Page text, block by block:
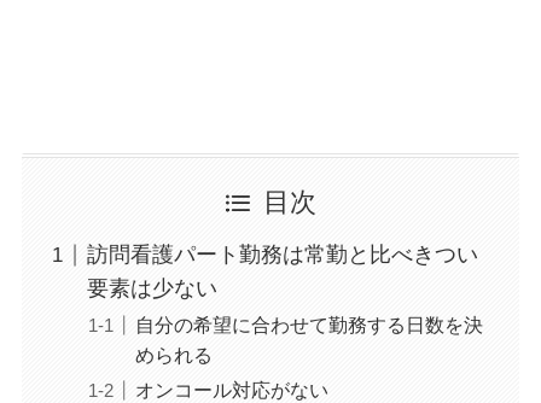
目次
訪問看護パート勤務は常勤と比べきつい
要素は少ない
自分の希望に合わせて勤務する日数を決
められる
オンコール対応がない